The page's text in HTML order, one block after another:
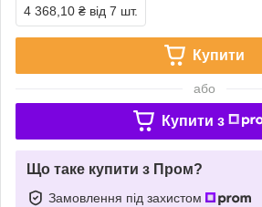
4 368,10 ₴ від 7 шт.
Купити
або
Купити з
Що таке купити з Пром?
Замовлення під захистом